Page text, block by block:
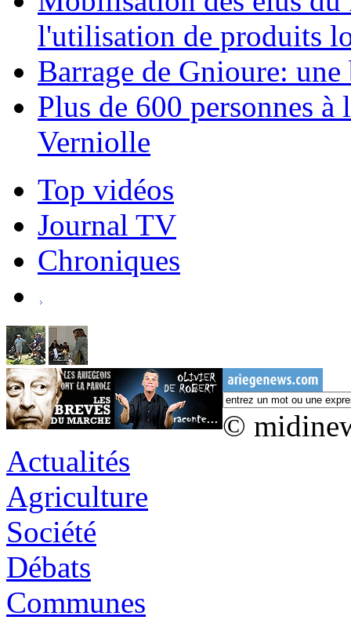
l'utilisation de produits
Barrage de Gnioure:
Plus de 600 personnes
Verniolle
Top vidéos
Journal TV
Chroniques
©
Actualités
Agriculture
Société
Débats
Communes